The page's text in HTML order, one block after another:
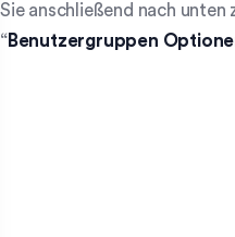
Sie anschließend nach unten
“Benutzergruppen